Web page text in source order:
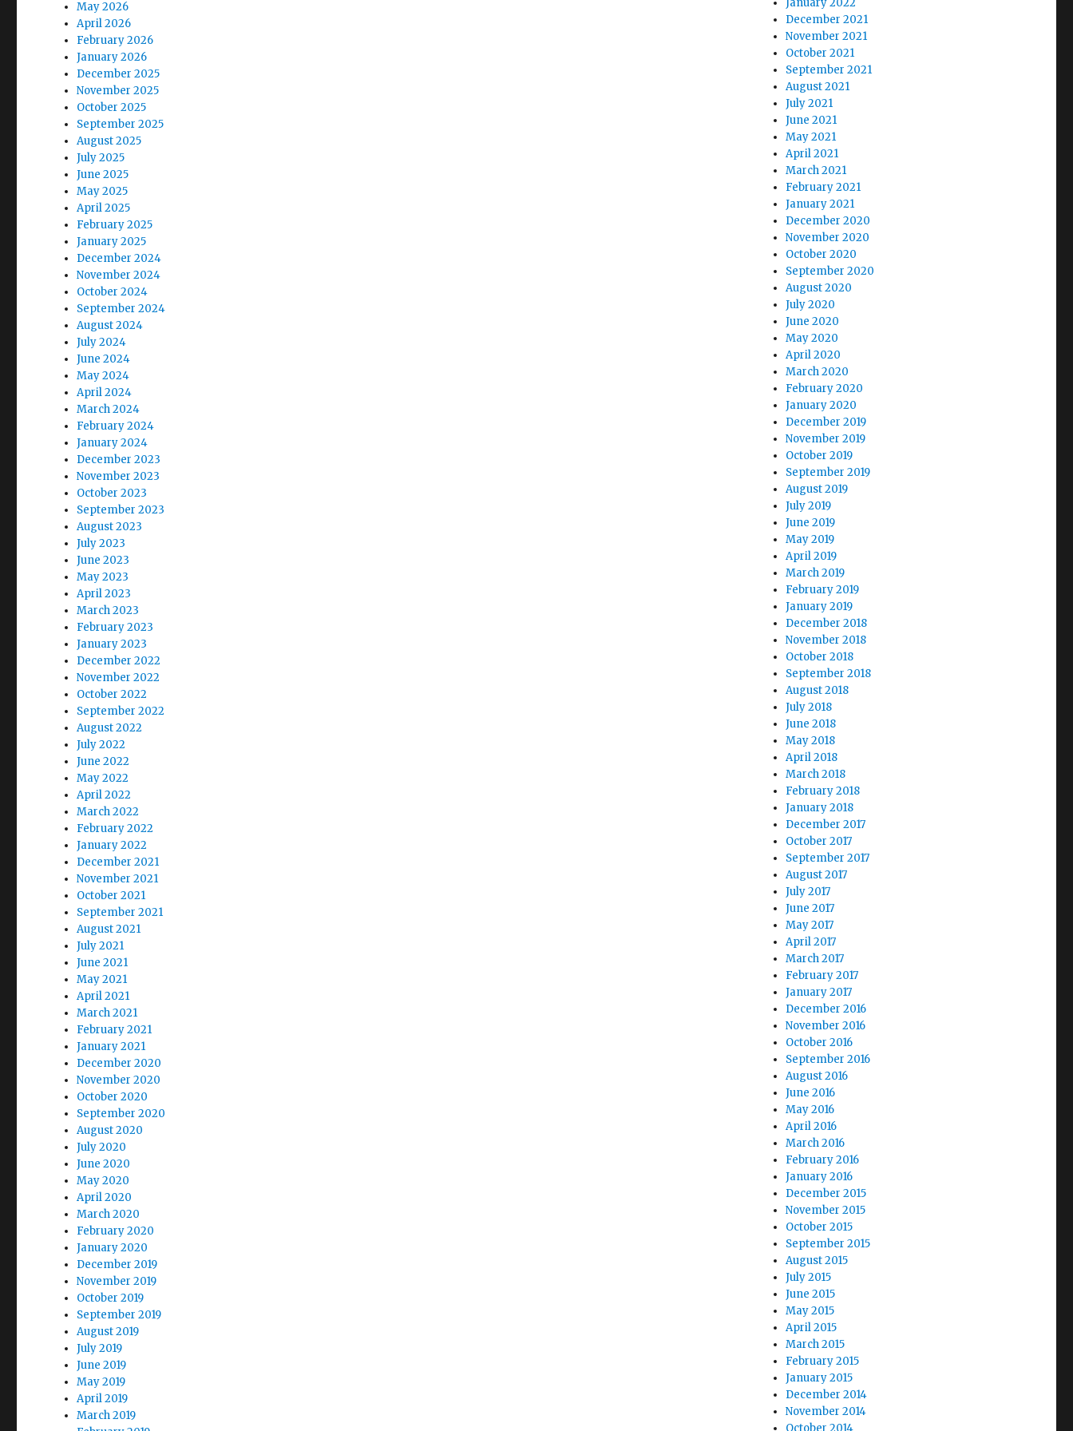
May 2026
April 2026
February 2026
January 2026
December 2025
November 2025
October 2025
September 2025
August 2025
July 2025
June 2025
May 2025
April 2025
February 2025
January 2025
December 2024
November 2024
October 2024
September 2024
August 2024
July 2024
June 2024
May 2024
April 2024
March 2024
February 2024
January 2024
December 2023
November 2023
October 2023
September 2023
August 2023
July 2023
June 2023
May 2023
April 2023
March 2023
February 2023
January 2023
December 2022
November 2022
October 2022
September 2022
August 2022
July 2022
June 2022
May 2022
April 2022
March 2022
February 2022
January 2022
December 2021
November 2021
October 2021
September 2021
August 2021
July 2021
June 2021
May 2021
April 2021
March 2021
February 2021
January 2021
December 2020
November 2020
October 2020
September 2020
August 2020
July 2020
June 2020
May 2020
April 2020
March 2020
February 2020
January 2020
December 2019
November 2019
October 2019
September 2019
August 2019
July 2019
June 2019
May 2019
April 2019
March 2019
January 2022
December 2021
November 2021
October 2021
September 2021
August 2021
July 2021
June 2021
May 2021
April 2021
March 2021
February 2021
January 2021
December 2020
November 2020
October 2020
September 2020
August 2020
July 2020
June 2020
May 2020
April 2020
March 2020
February 2020
January 2020
December 2019
November 2019
October 2019
September 2019
August 2019
July 2019
June 2019
May 2019
April 2019
March 2019
February 2019
January 2019
December 2018
November 2018
October 2018
September 2018
August 2018
July 2018
June 2018
May 2018
April 2018
March 2018
February 2018
January 2018
December 2017
October 2017
September 2017
August 2017
July 2017
June 2017
May 2017
April 2017
March 2017
February 2017
January 2017
December 2016
November 2016
October 2016
September 2016
August 2016
June 2016
May 2016
April 2016
March 2016
February 2016
January 2016
December 2015
November 2015
October 2015
September 2015
August 2015
July 2015
June 2015
May 2015
April 2015
March 2015
February 2015
January 2015
December 2014
November 2014
October 2014